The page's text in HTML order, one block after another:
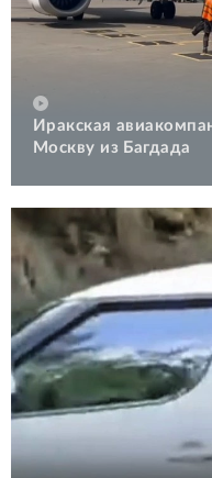
Иракская
Москву из Багдада